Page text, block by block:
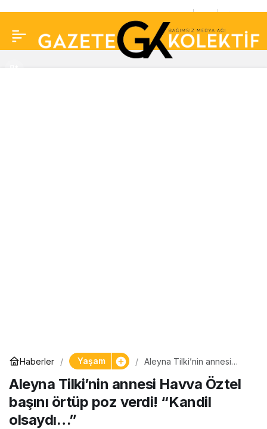
Haberler Yaşam
Aleyna Tilki’nin annesi
poz verdi! “Kandil
olsaydı…”
Aleyna Tilki’nin annesi Havva Öztel
başını örtüp poz verdi! “Kandil
olsaydı…”
Polat ve Engin Polat’a